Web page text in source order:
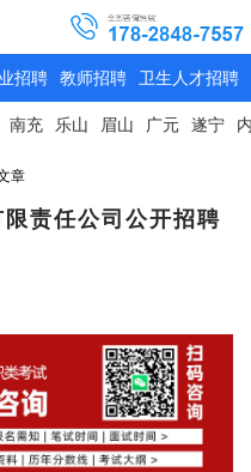
招聘 教师招聘 卫生人才招聘
南充 乐山 眉山 广元 遂宁
章
责任公司公开招聘